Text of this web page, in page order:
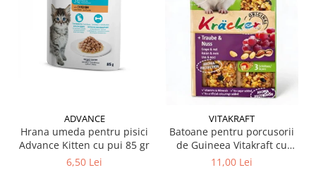
ADVANCE
Hrana umeda pentru pisici
Advance Kitten cu pui 85 gr
6,50 Lei
VITAKRAFT
Batoane pentru porcusorii
de Guineea Vitakraft cu
struguri & nuci 2 buc
11,00 Lei